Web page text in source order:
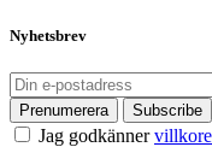
Nyhetsbrev
Jag godkänner